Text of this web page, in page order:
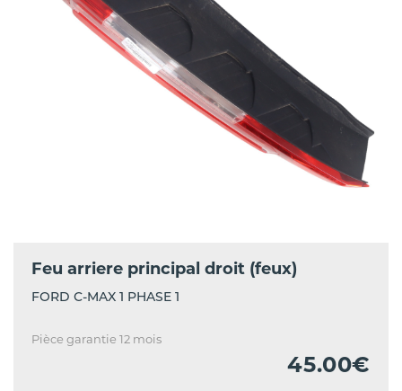
Feu arriere principal droit (feux)
FORD C-MAX 1 PHASE 1
Pièce garantie 12 mois
45.00€